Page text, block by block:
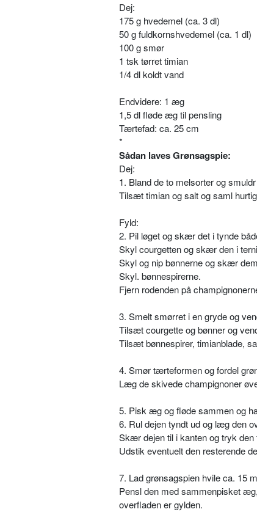
Dej:
175 g hvedemel (ca. 3 dl)
50 g fuldkornshvedemel (ca. 1 dl)
100 g smør
1 tsk tørret timian
1/4 dl koldt vand
Endvidere: 1 æg
1,5 dl fløde æg til pensling
Tærtefad: ca. 25 cm
*
Sådan laves Grønsagspie:
Dej:
1. Bland de to melsorter og
Tilsæt timian og salt og saml
Fyld:
2. Pil løget og skær det i tynde
Skyl courgetten og skær den i
Skyl og nip bønnerne og skær
Skyl. bønnespirerne.
Fjern rodenden på
3. Smelt smørret i en gryde og
Tilsæt courgette og bønner og
Tilsæt bønnespirer, timianblade,
4. Smør tærteformen og fordel
Læg de skivede champignoner
5. Pisk æg og fløde sammen og
6. Rul dejen tyndt ud og læg den
Skær dejen til i kanten og tryk den
Udstik eventuelt den resterende
7. Lad grønsagspien hvile ca. 15
Pensl den med sammenpisket
overfladen er gylden.